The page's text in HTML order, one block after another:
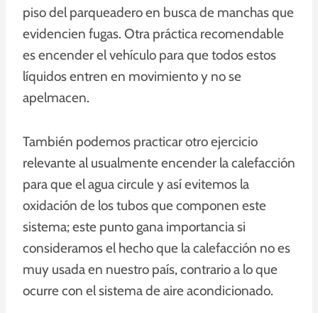
piso del parqueadero en busca de manchas que
evidencien fugas. Otra práctica recomendable
es encender el vehículo para que todos estos
líquidos entren en movimiento y no se
apelmacen.
También podemos practicar otro ejercicio
relevante al usualmente encender la calefacción
para que el agua circule y así evitemos la
oxidación de los tubos que componen este
sistema; este punto gana importancia si
consideramos el hecho que la calefacción no es
muy usada en nuestro país, contrario a lo que
ocurre con el sistema de aire acondicionado.